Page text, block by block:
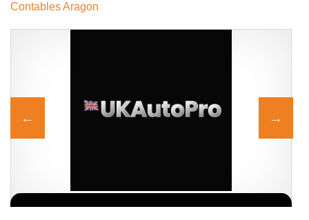
Contables Aragon